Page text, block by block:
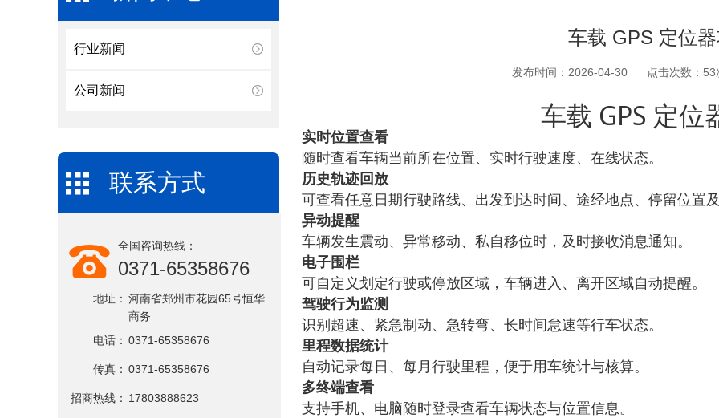
行业新闻
公司新闻
联系方式
全国咨询热线：
0371-65358676
地址： 河南省郑州市花园65号恒华
商务
电话： 0371-65358676
传真： 0371-65358676
招商热线： 17803888623
车载 GPS 定位
发布时间： 2026-04-30 点击次数： 53
车载 GPS 定位
实时位置查看
随时查看车辆当前所在位置、实时行驶速度、在线状态。
历史轨迹回放
可查看任意日期行驶路线、出发到达时间、途经地点、停留位置及
异动提醒
车辆发生震动、异常移动、私自移位时，及时接收消息通知。
电子围栏
可自定义划定行驶或停放区域，车辆进入、离开区域自动提醒。
驾驶行为监测
识别超速、紧急制动、急转弯、长时间怠速等行车状态。
里程数据统计
自动记录每日、每月行驶里程，便于用车统计与核算。
多终端查看
支持手机、电脑随时登录查看车辆状态与位置信息。